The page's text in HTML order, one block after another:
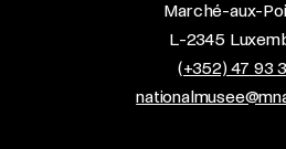
Marché-aux-
L-2345
(+352) 47 93